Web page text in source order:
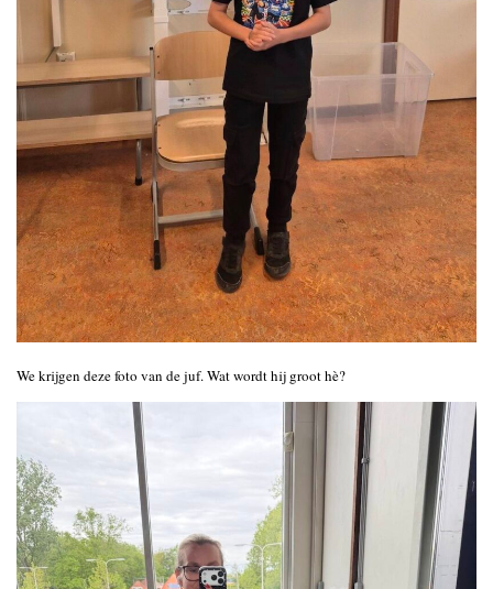
We krijgen deze foto van de juf. Wat wordt hij groot hè?